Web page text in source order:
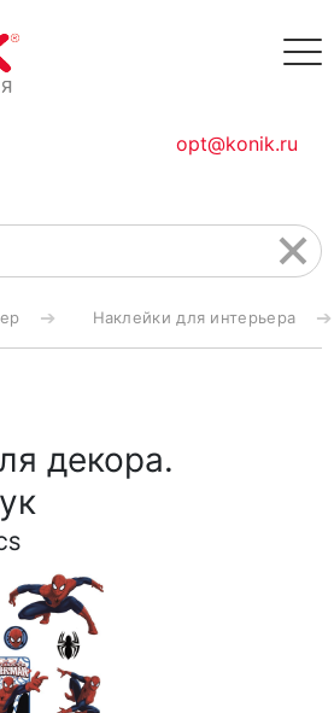
opt@konik.ru
Наклейки для интерьера
декора.